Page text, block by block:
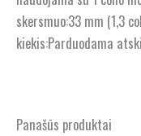
skersmuo:33 mm (1,3
kiekis:Parduodama
Panašūs produktai